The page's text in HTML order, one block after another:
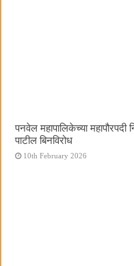
पनवेल महापालिकेच्या महापौरपदी
पाटील बिनविरोध
10th February 2026